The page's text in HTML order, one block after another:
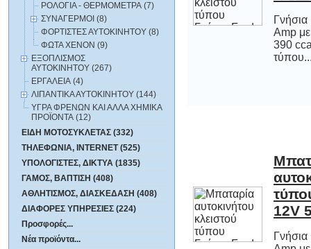
ΡΟΛΟΓΙΑ - ΘΕΡΜΟΜΕΤΡΑ (7)
ΣΥΝΑΓΕΡΜΟΙ (8)
ΦΟΡΤΙΣΤΕΣ ΑΥΤΟΚΙΝΗΤΟΥ (8)
ΦΩΤΑ XENON (9)
ΕΞΟΠΛΙΣΜΟΣ
ΑΥΤΟΚΙΝΗΤΟΥ (267)
ΕΡΓΑΛΕΙΑ (4)
ΛΙΠΑΝΤΙΚΑ ΑΥΤΟΚΙΝΗΤΟΥ (144)
ΥΓΡΑ ΦΡΕΝΩΝ ΚΑΙ ΑΛΛΑ ΧΗΜΙΚΑ
ΠΡΟΪΟΝΤΑ (12)
ΕΙΔΗ ΜΟΤΟΣΥΚΛΕΤΑΣ (332)
ΤΗΛΕΦΩΝΙΑ, INTERNET (525)
ΥΠΟΛΟΓΙΣΤΕΣ, ΔΙΚΤΥΑ (1835)
ΓΑΜΟΣ, ΒΑΠΤΙΣΗ (408)
ΑΘΛΗΤΙΣΜΟΣ, ΔΙΑΣΚΕΔΑΣΗ (408)
ΔΙΑΦΟΡΕΣ ΥΠΗΡΕΣΙΕΣ (224)
Προσφορές...
Νέα προϊόντα...
Amp
390
τύπου
12V
Amp
500